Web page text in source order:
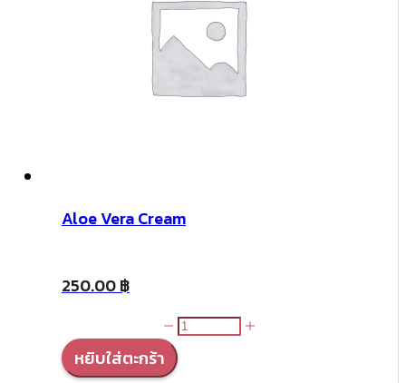
Aloe Vera Cream
250.00฿
จำนวน
Aloe
หยิบใส่ตะกร้า